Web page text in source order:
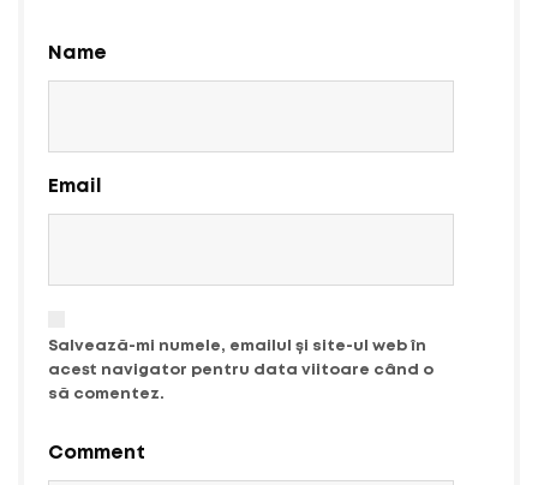
Name
Email
Salvează-mi numele, emailul și site-ul web în
acest navigator pentru data viitoare când o
să comentez.
Comment